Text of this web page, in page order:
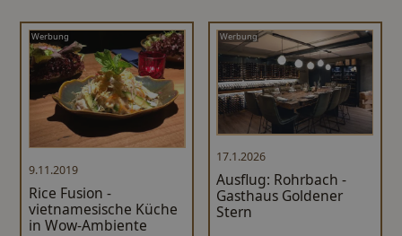
Werbung
9.11.2019
Rice Fusion -
vietnamesische Küche
in Wow-Ambiente
Werbung
17.1.2026
Ausflug: Rohrbach -
Gasthaus Goldener
Stern